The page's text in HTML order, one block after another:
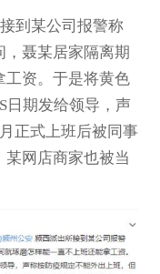
到某公司报警称
，聂某居家隔离期
工资。于是将黄色
日期发给领导，声
正式上班后被同事
网店商家也被当